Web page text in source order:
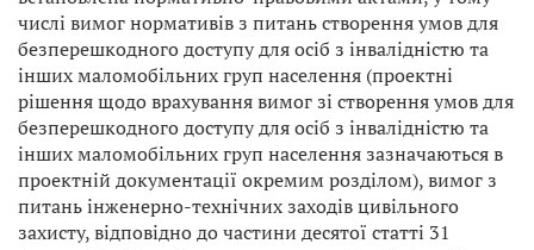
числі вимог нормативів з питань створення умов для
безперешкодного доступу для осіб з інвалідністю та
інших маломобільних груп населення (проектні
рішення щодо врахування вимог зі створення умов для
безперешкодного доступу для осіб з інвалідністю та
інших маломобільних груп населення зазначаються в
проектній документації окремим розділом), вимог з
питань інженерно-технічних заходів цивільного
захисту, відповідно до частини десятої статті 31